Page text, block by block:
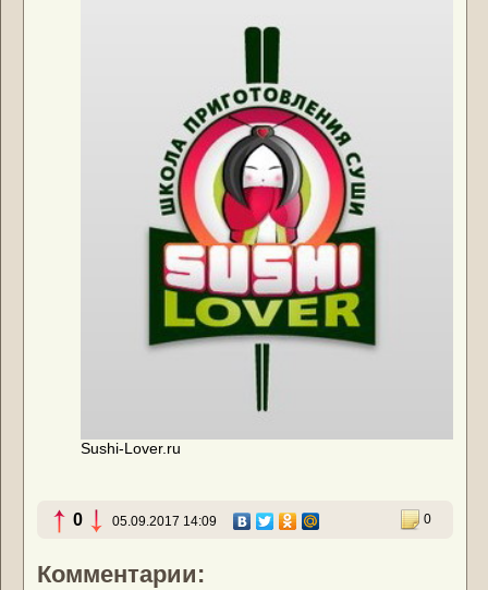
Sushi-Lover.ru
0 05.09.2017 14:09 0
Комментарии: